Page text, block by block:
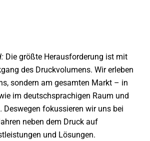
Die größte Herausforderung ist mit
des Druckvolumens. Wir erleben
sondern am gesamten Markt – in
im deutschsprachigen Raum und
fokussieren wir uns bei
neben dem Druck auf
und Lösungen.